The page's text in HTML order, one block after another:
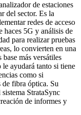
de estaciones
del sector. Es la
redes de acceso
haces 5G y análisis de
para realizar pruebas
lo convierten en una
base más versátiles
ayudará tanto si tiene
como si
de fibra óptica. Su
StrataSync
de informes y